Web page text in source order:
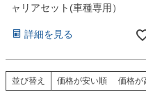
ャリアセット(車種専用）
詳細を見る
並び替え 価格が安い順 価格が